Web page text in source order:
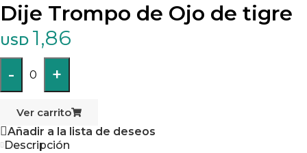
Dije Trompo de Ojo de tigre
USD 1,86
- 0 +
Ver carrito
Añadir a la lista de deseos
Descripción